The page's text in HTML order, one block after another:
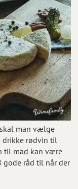
man vælge
drikke rødvin til
til mad kan være
gode råd til når der